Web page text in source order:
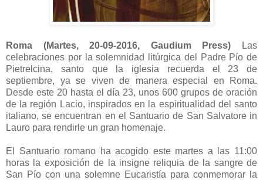
Roma (Martes, 20-09-2016, Gaudium Press)
Las
celebraciones por la solemnidad litúrgica del Padre Pío de
Pietrelcina, santo que la iglesia recuerda el 23 de
septiembre, ya se viven de manera especial en Roma.
Desde este 20 hasta el día 23, unos 600 grupos de oración
de la región Lacio, inspirados en la espiritualidad del santo
italiano, se encuentran en el Santuario de San Salvatore in
Lauro para rendirle un gran homenaje.
El Santuario romano ha acogido este martes a las 11:00
horas la exposición de la insigne reliquia de la sangre de
San Pío con una solemne Eucaristía para conmemorar la